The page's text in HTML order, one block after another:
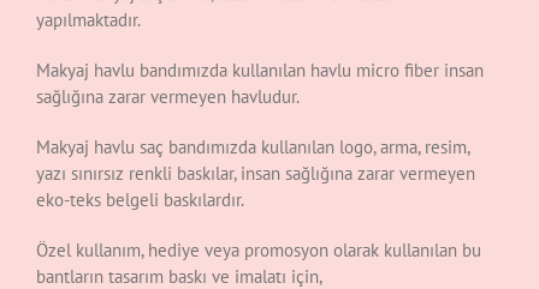
yapılmaktadır.
Makyaj havlu bandımızda kullanılan havlu micro fiber insan
sağlığına zarar vermeyen havludur.
Makyaj havlu saç bandımızda kullanılan logo, arma, resim,
yazı sınırsız renkli baskılar, insan sağlığına zarar vermeyen
eko-teks belgeli baskılardır.
Özel kullanım, hediye veya promosyon olarak kullanılan bu
bantların tasarım baskı ve imalatı için,